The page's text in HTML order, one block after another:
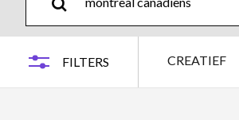
FILTERS CREATIEF